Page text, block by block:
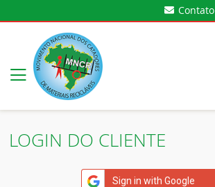
Contato
Alternar
Nav
LOGIN DO CLIENTE
Sign in with Google